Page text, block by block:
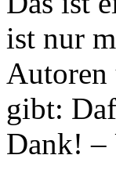
ist nur
Autoren
gibt:
Dank!